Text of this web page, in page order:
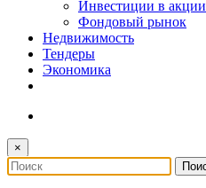
Инвестиции в акции
Фондовый рынок
Недвижимость
Тендеры
Экономика
×